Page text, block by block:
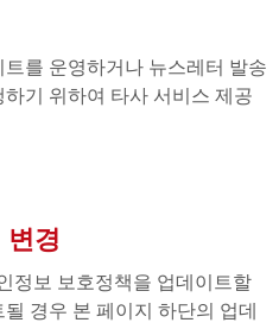
를 운영하거나 뉴스레터 발송
기 위하여 타사 서비스 제공
변경
정보 보호정책을 업데이트할
경우 본 페이지 하단의 업데